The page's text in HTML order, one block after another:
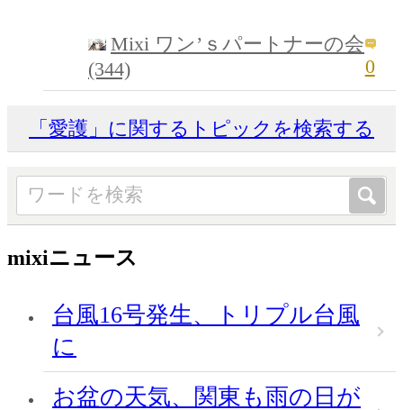
Mixi ワン’ｓパートナーの会
(344)
0
「愛護」に関するトピックを検索する
mixiニュース
台風16号発生、トリプル台風
に
お盆の天気、関東も雨の日が